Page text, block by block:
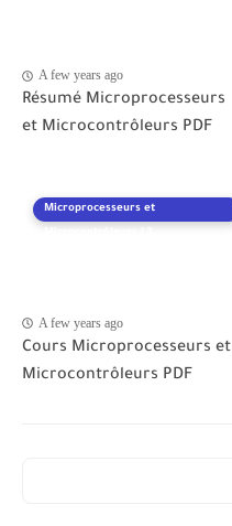
A few years ago
Résumé Microprocesseurs
et Microcontrôleurs PDF
Microprocesseurs et
A few years ago
Cours Microprocesseurs et
Microcontrôleurs PDF